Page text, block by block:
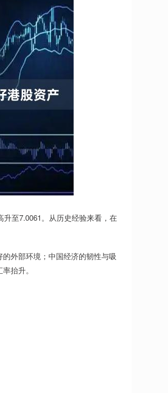
至7.0061。从历史经验来看，在
外部环境；中国经济的韧性与吸
抬升。